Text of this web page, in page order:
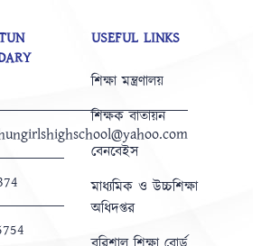
USEFUL LINKS
শিক্ষা মন্ত্রণালয়
শিক্ষক বাতায়ন
বেনবেইস
মাধ্যমিক ও উচ্চশিক্ষা
অধিদপ্তর